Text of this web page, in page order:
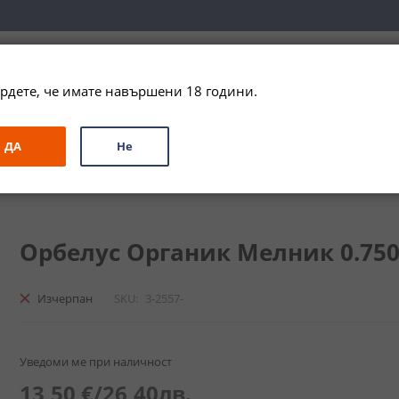
ЗА ПОДАРЪК ПРОМО СПЕЦИАЛНИ ПРЕДЛОЖЕНИЯ
Орбелус Органик Мелник
Изчерпан SKU 3-2557-
Уведоми ме при наличност
че имате навършени 18 години.
ДА Не